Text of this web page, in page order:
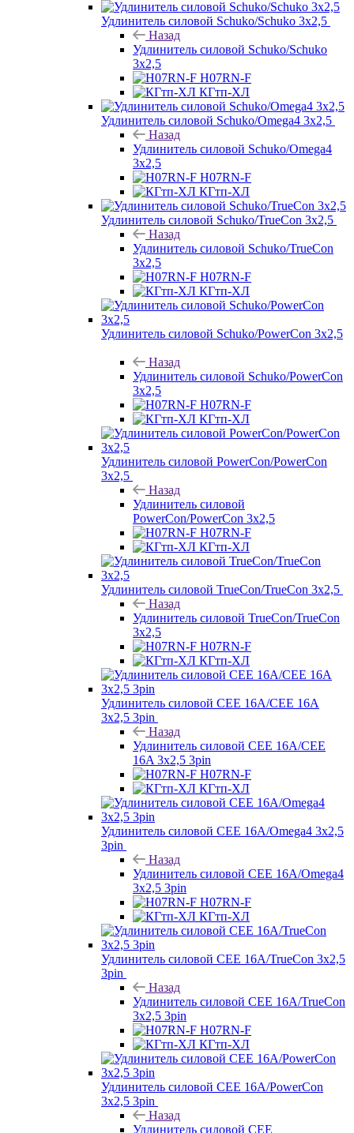
Удлинитель силовой Schuko/Schuko 3х2,5
Назад
Удлинитель силовой Schuko/Schuko
3х2,5
H07RN-F
КГтп-ХЛ
Удлинитель силовой Schuko/Omega4 3х2,5
Назад
Удлинитель силовой Schuko/Omega4
3х2,5
H07RN-F
КГтп-ХЛ
Удлинитель силовой Schuko/TrueCon 3х2,5
Назад
Удлинитель силовой Schuko/TrueCon
3х2,5
H07RN-F
КГтп-ХЛ
Удлинитель силовой Schuko/PowerCon 3х2,5
Назад
Удлинитель силовой Schuko/PowerCon
3х2,5
H07RN-F
КГтп-ХЛ
Удлинитель силовой PowerCon/PowerCon
3х2,5
Назад
Удлинитель силовой
PowerCon/PowerCon 3х2,5
H07RN-F
КГтп-ХЛ
Удлинитель силовой TrueCon/TrueCon 3х2,5
Назад
Удлинитель силовой TrueCon/TrueCon
3х2,5
H07RN-F
КГтп-ХЛ
Удлинитель силовой CEE 16A/CEE 16A
3х2,5 3pin
Назад
Удлинитель силовой CEE 16A/CEE
16A 3х2,5 3pin
H07RN-F
КГтп-ХЛ
Удлинитель силовой CEE 16A/Omega4 3х2,5
3pin
Назад
Удлинитель силовой CEE 16A/Omega4
3х2,5 3pin
H07RN-F
КГтп-ХЛ
Удлинитель силовой CEE 16A/TrueCon 3х2,5
3pin
Назад
Удлинитель силовой CEE 16A/TrueCon
3х2,5 3pin
H07RN-F
КГтп-ХЛ
Удлинитель силовой CEE 16A/PowerCon
3х2,5 3pin
Назад
Удлинитель силовой CEE